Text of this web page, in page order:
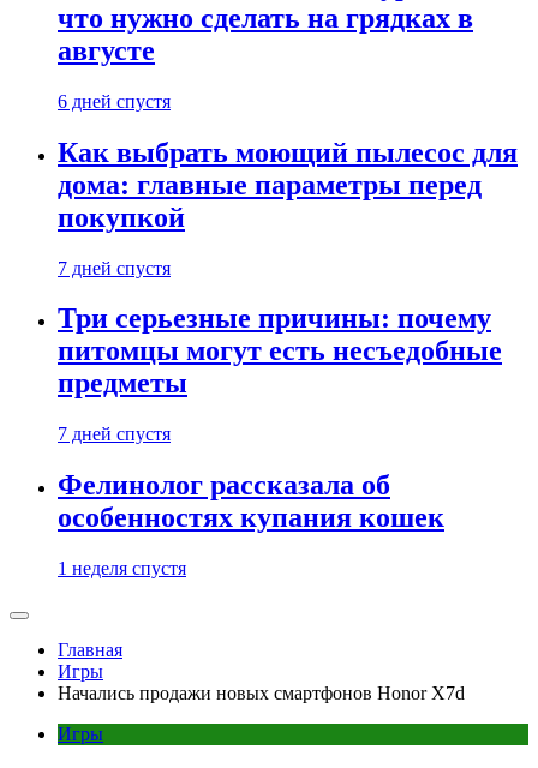
что нужно сделать на грядках в
августе
6 дней спустя
Как выбрать моющий пылесос для
дома: главные параметры перед
покупкой
7 дней спустя
Три серьезные причины: почему
питомцы могут есть несъедобные
предметы
7 дней спустя
Фелинолог рассказала об
особенностях купания кошек
1 неделя спустя
Главная
Игры
Начались продажи новых смартфонов Honor X7d
Игры